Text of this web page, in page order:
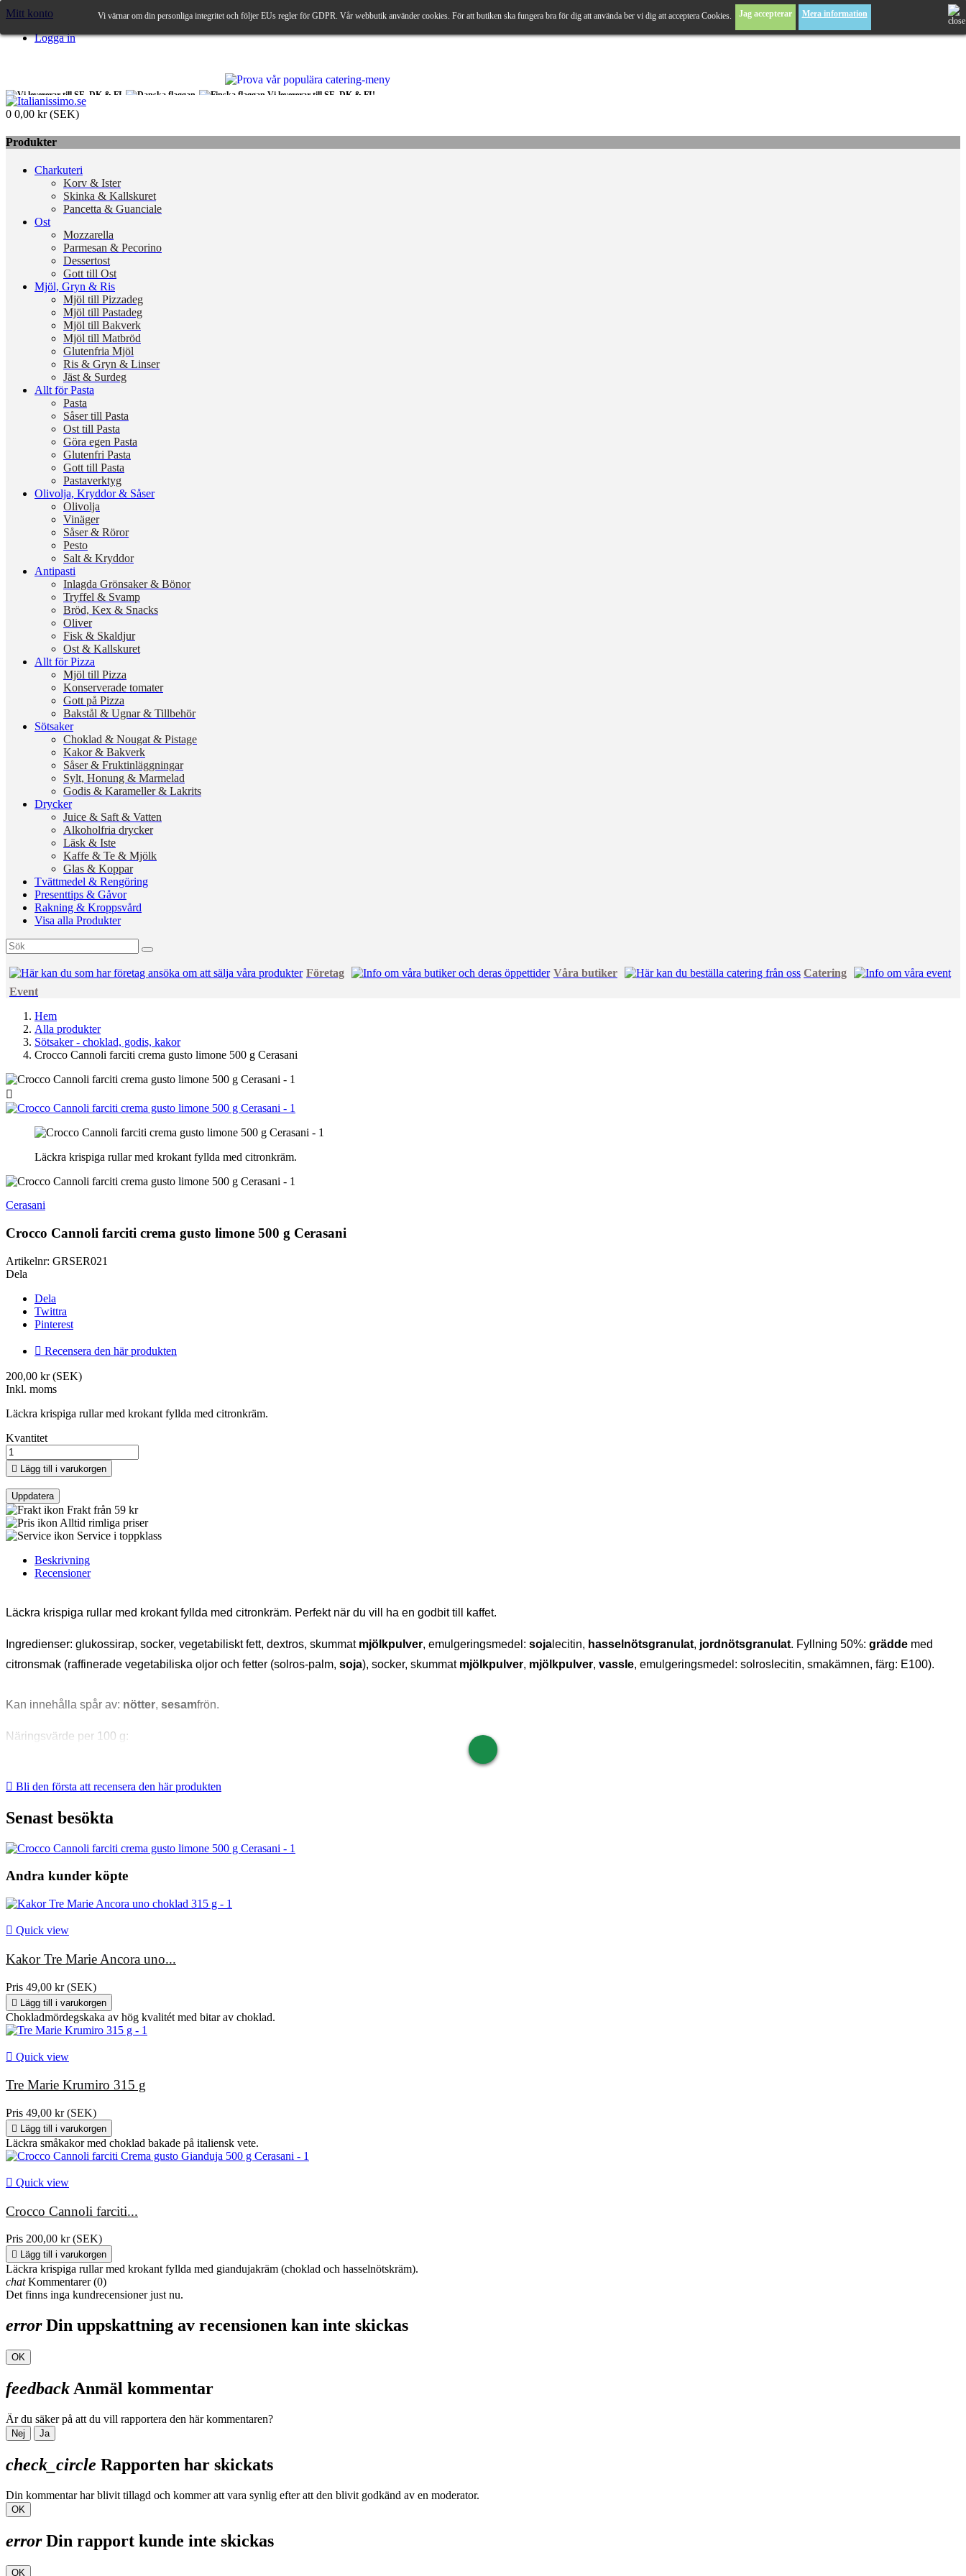
Mitt konto
Logga in
Vi levererar till SE, DK & FI!
0 0,00 kr (SEK)
Produkter
Charkuteri
Korv & Ister
Skinka & Kallskuret
Pancetta & Guanciale
Ost
Mozzarella
Parmesan & Pecorino
Dessertost
Gott till Ost
Mjöl, Gryn & Ris
Mjöl till Pizzadeg
Mjöl till Pastadeg
Mjöl till Bakverk
Mjöl till Matbröd
Glutenfria Mjöl
Ris & Gryn & Linser
Jäst & Surdeg
Allt för Pasta
Pasta
Såser till Pasta
Ost till Pasta
Göra egen Pasta
Glutenfri Pasta
Gott till Pasta
Pastaverktyg
Olivolja, Kryddor & Såser
Olivolja
Vinäger
Såser & Röror
Pesto
Salt & Kryddor
Antipasti
Inlagda Grönsaker & Bönor
Tryffel & Svamp
Bröd, Kex & Snacks
Oliver
Fisk & Skaldjur
Ost & Kallskuret
Allt för Pizza
Mjöl till Pizza
Konserverade tomater
Gott på Pizza
Bakstål & Ugnar & Tillbehör
Sötsaker
Choklad & Nougat & Pistage
Kakor & Bakverk
Såser & Fruktinläggningar
Sylt, Honung & Marmelad
Godis & Karameller & Lakrits
Drycker
Juice & Saft & Vatten
Alkoholfria drycker
Läsk & Iste
Kaffe & Te & Mjölk
Glas & Koppar
Tvättmedel & Rengöring
Presenttips & Gåvor
Rakning & Kroppsvård
Visa alla Produkter
Företag Våra butiker
Catering
Event
Vi värnar om din personliga integritet och följer EUs regler för GDPR. Vår webbutik använder cookies. För att butiken ska fungera bra för dig att använda ber vi dig att acceptera Cookies. Jag accepterar Mera information
Hem
Alla produkter
Sötsaker - choklad, godis, kakor
Crocco Cannoli farciti crema gusto limone 500 g Cerasani

Läckra krispiga rullar med krokant fyllda med citronkräm.
Cerasani
Crocco Cannoli farciti crema gusto limone 500 g Cerasani
Artikelnr: GRSER021
Dela
Dela
Twittra
Pinterest
 Recensera den här produkten
200,00 kr (SEK)
Inkl. moms
Läckra krispiga rullar med krokant fyllda med citronkräm.
Kvantitet
 Lägg till i varukorgen
Frakt från 59 kr
Alltid rimliga priser
Service i toppklass
Beskrivning
Recensioner
Läckra krispiga rullar med krokant fyllda med citronkräm. Perfekt när du vill ha en godbit till kaffet.
Ingredienser: glukossirap, socker, vegetabiliskt fett, dextros, skummat mjölkpulver, emulgeringsmedel: soja lecitin, hasselnötsgranulat, jordnötsgranulat. Fyllning 50%: grädde med
citronsmak (raffinerade vegetabiliska oljor och fetter (solros-palm, soja), socker, skummat mjölkpulver, mjölkpulver, vassle, emulgeringsmedel: solroslecitin, smakämnen, färg: E100).
Kan innehålla spår av: nötter, sesamfrön.
Näringsvärde per 100 g:
Fiber 1,2 g
Protein 5,2 g
Salt 0,52 g
 Bli den första att recensera den här produkten
Senast besökta
Andra kunder köpte
 Quick view
Kakor Tre Marie Ancora uno...
Pris 49,00 kr (SEK)
 Lägg till i varukorgen
Chokladmördegskaka av hög kvalitét med bitar av choklad.
 Quick view
Tre Marie Krumiro 315 g
Pris 49,00 kr (SEK)
 Lägg till i varukorgen
Läckra småkakor med choklad bakade på italiensk vete.
 Quick view
Crocco Cannoli farciti...
Pris 200,00 kr (SEK)
 Lägg till i varukorgen
Läckra krispiga rullar med krokant fyllda med giandujakräm (choklad och hasselnötskräm).
chatKommentarer (0)
Det finns inga kundrecensioner just nu.
errorDin uppskattning av recensionen kan inte skickas
OK
feedbackAnmäl kommentar
Är du säker på att du vill rapportera den här kommentaren?
Nej Ja
check_circle Rapporten har skickats
Din kommentar har blivit tillagd och kommer att vara synlig efter att den blivit godkänd av en moderator.
OK
errorDin rapport kunde inte skickas
OK